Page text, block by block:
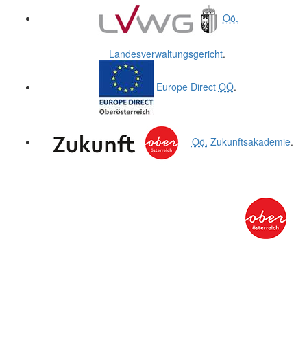
Oö.
Landesverwaltungsgericht.
Europe Direct OÖ.
Oö. Zukunftsakademie.